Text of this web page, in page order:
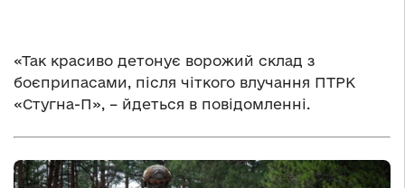
«Так красиво детонує ворожий склад з
боєприпасами, після чіткого влучання ПТРК
«Стугна-П», – йдеться в повідомленні.